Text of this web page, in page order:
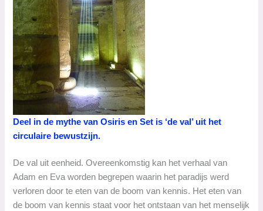
Deel in de mythe van Osiris en Set is ‘de val’ uit het
circulaire bewustzijn.
De val uit eenheid. Overeenkomstig kan het verhaal van
Adam en Eva worden begrepen waarin het paradijs werd
verloren door te eten van de boom van kennis. Het eten van
de boom van kennis staat voor het ontstaan van het menselijk